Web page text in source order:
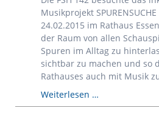
Musikprojekt
24.02.2015 im Rathaus
der Raum von allen
Spuren im Alltag zu
sichtbar zu machen und so
Rathauses auch mit Musik
Weiterlesen …Inklusives
Theater-